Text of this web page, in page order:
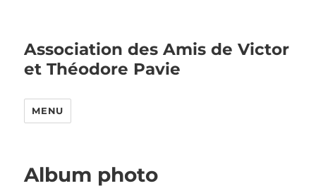
Association des Amis de Victor
et Théodore Pavie
MENU
Album photo